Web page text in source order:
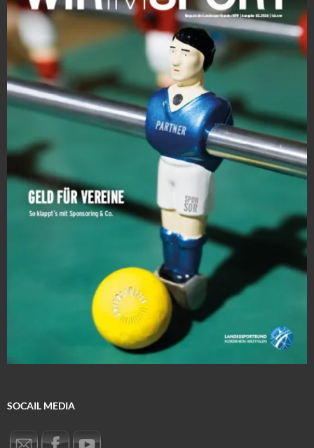
SOCAIL MEDIA